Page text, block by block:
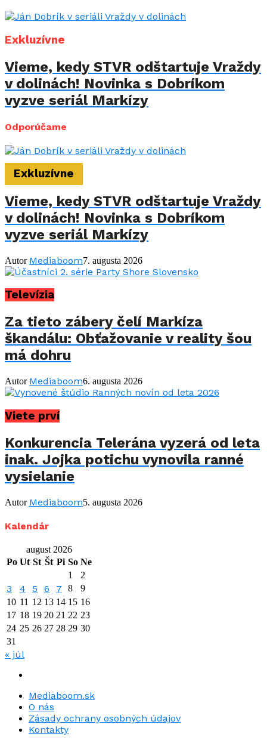
Exkluzívne
Vieme, kedy STVR odštartuje Vraždy
v dolinách! Novinka s Dobríkom
vyzve seriál Markízy
Odporúčame
Exkluzívne
Vieme, kedy STVR odštartuje Vraždy
v dolinách! Novinka s Dobríkom
vyzve seriál Markízy
Autor Mediaboom7. augusta 2026
Televízia
Za tieto zábery čelí Markíza
škandálu: Obťažovanie v reality šou
má dohru
Autor Mediaboom6. augusta 2026
Viete prví
Konkurencia Telerána vyzerá od leta
inak. Jojka potichu vynovila ranné
vysielanie
Autor Mediaboom5. augusta 2026
Kalendár
august 2026
Po Ut St Št Pi So Ne
1
2
3 4 5 6 7 8
9
10 11 12 13 14 15 16
17 18 19 20 21 22 23
24 25 26 27 28 29 30
31
« júl
Mediaboom.sk
O nás
Zásady ochrany osobných údajov
Kontakty